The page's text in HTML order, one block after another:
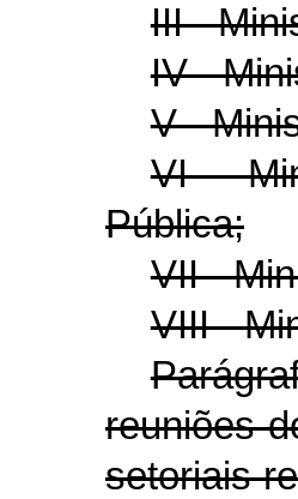
III -
IV -
V -
VI -
Pública;
VII -
VIII -
reuniões
setoriais